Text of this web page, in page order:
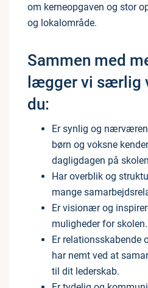
om kerneopgaven og stor
og lokalområde.
Sammen med
lægger vi særlig
du:
Er synlig og
børn og voksne
dagligdagen på skolen
Har overblik og
mange
Er visionær og
muligheder for skolen.
Er
har nemt ved at
til dit lederskab.